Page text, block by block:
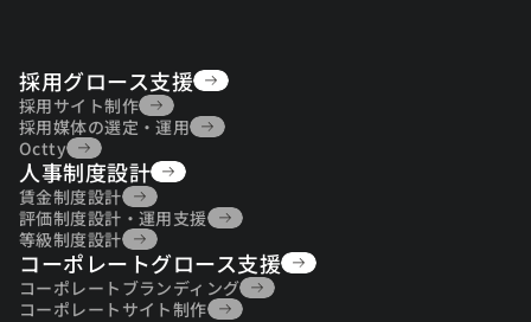
採用グロース支援
採用グロース支援
採用サイト制作
採用サイト制作
採用媒体の選定・運用
採用媒体の選定・運用
Octty
Octty
人事制度設計
人事制度設計
賃金制度設計
賃金制度設計
評価制度設計・運用支援
評価制度設計・運用支援
等級制度設計
等級制度設計
コーポレートグロース支援
コーポレートグロース支援
コーポレートブランディング
コーポレートブランディング
コーポレートサイト制作